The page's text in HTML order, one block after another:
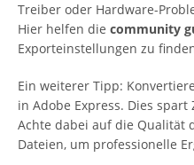
Treiber oder Hardware-
Hier helfen die community
Exporteinstellungen zu
Ein weiterer Tipp:
in Adobe Express. Dies
Achte dabei auf die Qualität
Dateien, um professionelle